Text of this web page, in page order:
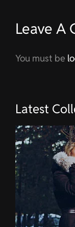
Leave A
You must be
Latest